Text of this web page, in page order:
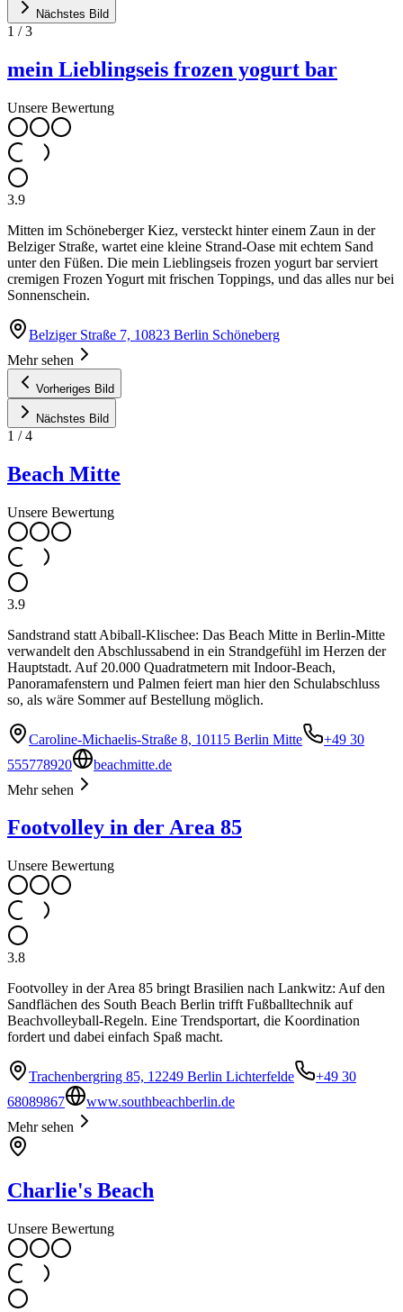
Nächstes Bild
1 /3
mein Lieblingseis frozen yogurt bar
Unsere Bewertung
3.9
Mitten im Schöneberger Kiez, versteckt hinter einem Zaun in der
Belziger Straße, wartet eine kleine Strand-Oase mit echtem Sand
unter den Füßen. Die mein Lieblingseis frozen yogurt bar serviert
cremigen Frozen Yogurt mit frischen Toppings, und das alles nur bei
Sonnenschein.
Belziger Straße 7, 10823 Berlin Schöneberg
Mehr sehen
Vorheriges Bild
Nächstes Bild
1 /4
Beach Mitte
Unsere Bewertung
3.9
Sandstrand statt Abiball-Klischee: Das Beach Mitte in Berlin-Mitte
verwandelt den Abschlussabend in ein Strandgefühl im Herzen der
Hauptstadt. Auf 20.000 Quadratmetern mit Indoor-Beach,
Panoramafenstern und Palmen feiert man hier den Schulabschluss
so, als wäre Sommer auf Bestellung möglich.
Caroline-Michaelis-Straße 8, 10115 Berlin Mitte
+49 30
555778920
beachmitte.de
Mehr sehen
Footvolley in der Area 85
Unsere Bewertung
3.8
Footvolley in der Area 85 bringt Brasilien nach Lankwitz: Auf den
Sandflächen des South Beach Berlin trifft Fußballtechnik auf
Beachvolleyball-Regeln. Eine Trendsportart, die Koordination
fordert und dabei einfach Spaß macht.
Trachenbergring 85, 12249 Berlin Lichterfelde
+49 30
68089867
www.southbeachberlin.de
Mehr sehen
Charlie's Beach
Unsere Bewertung